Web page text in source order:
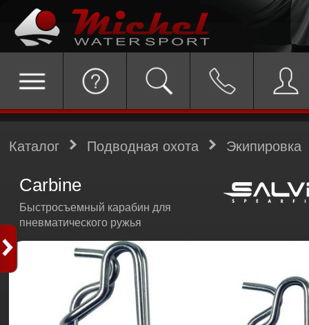
Каталог Подводная охота Экипировка
Carbine
Быстросъемный карабин для
пневматического ружья